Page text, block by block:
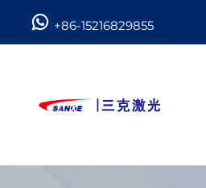
+86-15216829855